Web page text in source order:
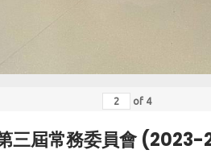
of 4
三屆常務委員會